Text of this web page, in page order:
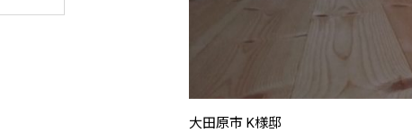
大田原市 K様邸